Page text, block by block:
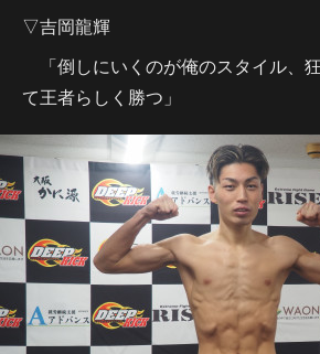
▽吉岡龍輝
「倒しにいくのが俺のスタイル、
て王者らしく勝つ」